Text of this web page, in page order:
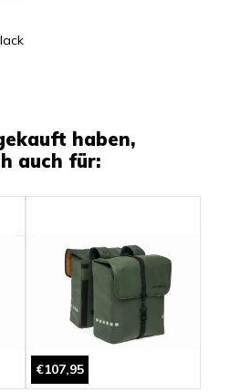
haben,
auch für:
€107,95